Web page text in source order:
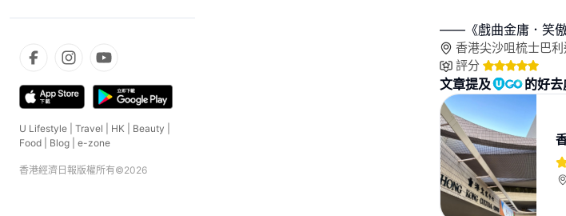
U Lifestyle Travel HK Beauty
Food
Blog e-zone
香港經濟日報版權所有©2026
——《戲曲金庸．笑
香港尖沙咀梳士巴
評分
文章提及 的好去